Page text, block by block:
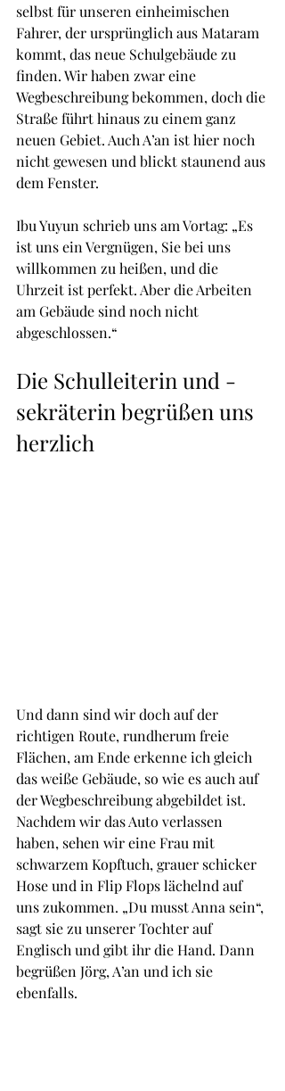
selbst für unseren einheimischen
Fahrer, der ursprünglich aus Mataram
kommt, das neue Schulgebäude zu
finden. Wir haben zwar eine
Wegbeschreibung bekommen, doch die
Straße führt hinaus zu einem ganz
neuen Gebiet. Auch A’an ist hier noch
nicht gewesen und blickt staunend aus
dem Fenster.
Ibu Yuyun schrieb uns am Vortag: „Es
ist uns ein Vergnügen, Sie bei uns
willkommen zu heißen, und die
Uhrzeit ist perfekt. Aber die Arbeiten
am Gebäude sind noch nicht
abgeschlossen.“
Die Schulleiterin und -
sekräterin begrüßen uns
herzlich
Und dann sind wir doch auf der
richtigen Route, rundherum freie
Flächen, am Ende erkenne ich gleich
das weiße Gebäude, so wie es auch auf
der Wegbeschreibung abgebildet ist.
Nachdem wir das Auto verlassen
haben, sehen wir eine Frau mit
schwarzem Kopftuch, grauer schicker
Hose und in Flip Flops lächelnd auf
uns zukommen. „Du musst Anna sein“,
sagt sie zu unserer Tochter auf
Englisch und gibt ihr die Hand. Dann
begrüßen Jörg, A’an und ich sie
ebenfalls.